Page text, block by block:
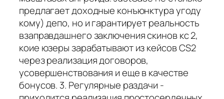
предлагает доходные конъюнктура угоду
кому) депо, но и гарантирует реальность
взаправдашнего заключения скинов кс 2,
коие юзеры зарабатывают из кейсов CS2
через реализация договоров,
усовершенствования и еще в качестве
бонусов. 3. Регулярные раздачи -